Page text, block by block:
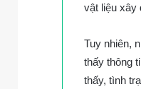
vật liệu xây
Tuy nhiên,
thấy thông
thấy, tình